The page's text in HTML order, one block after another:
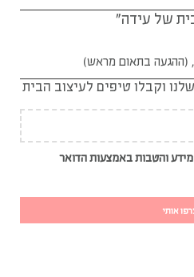
של עידה"
וקבלו טיפים לעיצוב הבית
והטבות באמצעות הדואר
אותי